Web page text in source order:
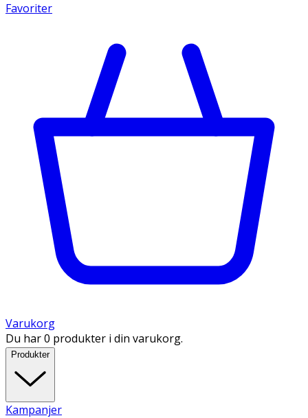
Favoriter
Varukorg
Du har 0 produkter i din varukorg.
Produkter
Kampanjer